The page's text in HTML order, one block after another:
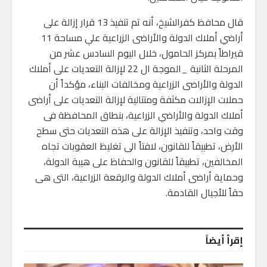
قال محافظ كفرالشيخ، أنه تم تنفيذ 13 قرار إزالة على
أراضي أملاك الدولة والأراضى الزراعية علي مساحة 11
قيراطاً بمركز الحامول، خلال اليوم السادس عشر من
المرحلة الثانية _الموجة ال 22 لإزالة التعديات على أملاك
الدولة والأراضى الزراعية ومخالفات البناء، مؤكداً أن
حملات الإزالات مكثفة ومتتالية لإزالة التعديات على أراضى
أملاك الدولة والأراضي الزراعية، بنطاق المحافظة فى
وقت واحد، وتنفيذ الإزالة على هذه التعديات حتى سطح
الأرض، تطبيقاً للقانون، لافتاً الى تغليظ العقوبات تجاه
المخالفين، تطبيقاً للقانون والحفاظ على هيبة الدولة،
وحماية أراضى أملاك الدولة والرقعة الزراعية، التى هى
حقاً للأجيال القادمة.
إقرأ أيضاً